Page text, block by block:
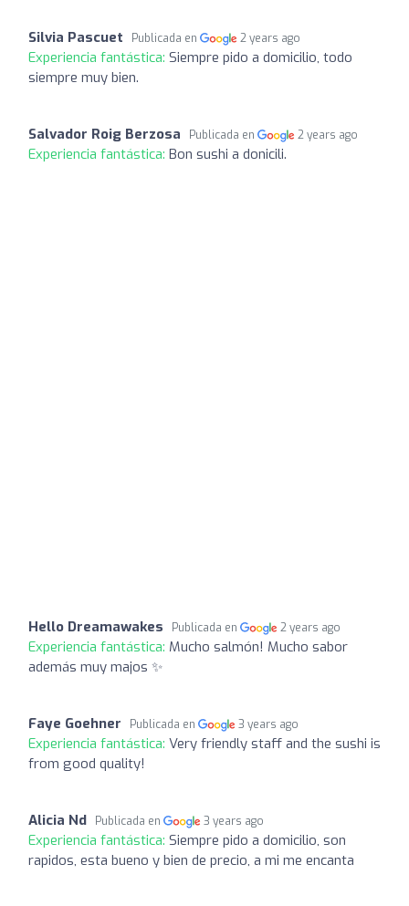
Silvia Pascuet Publicada en 2 years ago
Experiencia fantástica: Siempre pido a domicilio, todo
siempre muy bien.
Salvador Roig Berzosa Publicada en 2 years ago
Experiencia fantástica: Bon sushi a donicili.
Hello Dreamawakes Publicada en 2 years ago
Experiencia fantástica: Mucho salmón! Mucho sabor
además muy majos ✨
Faye Goehner Publicada en 3 years ago
Experiencia fantástica: Very friendly staff and the sushi is
from good quality!
Alicia Nd Publicada en 3 years ago
Experiencia fantástica: Siempre pido a domicilio, son
rapidos, esta bueno y bien de precio, a mi me encanta